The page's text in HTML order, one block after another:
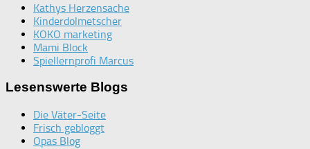
Kathys Herzensache
Kinderdolmetscher
KOKO marketing
Mami Block
Spiellernprofi Marcus
Lesenswerte Blogs
Die Väter-Seite
Frisch gebloggt
Opas Blog